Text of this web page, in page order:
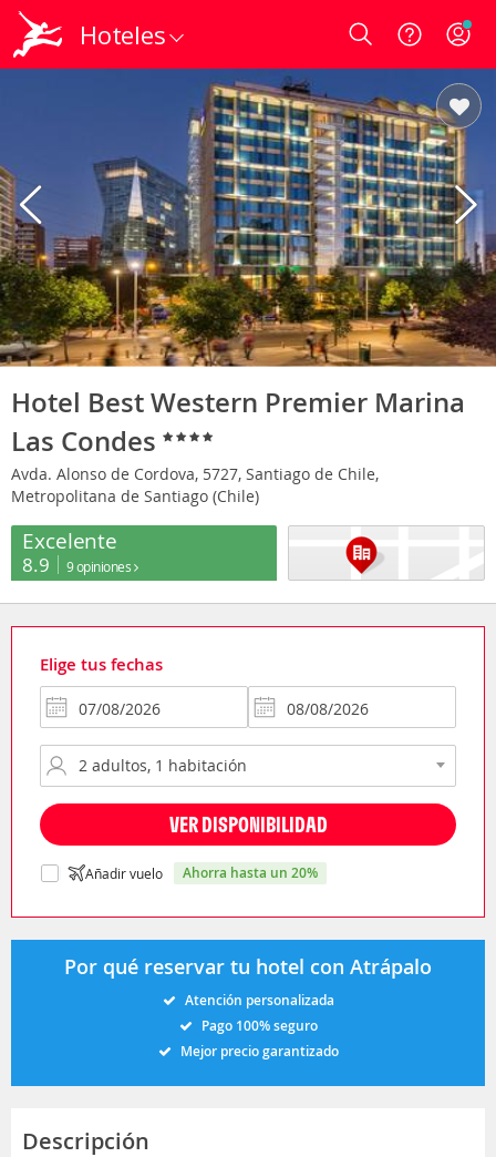
Hoteles Login
Hotel Best Western Premier Marina
Las Condes
Avda. Alonso de Cordova, 5727, Santiago de Chile,
Metropolitana de Santiago (Chile)
Excelente
8.9 9 opiniones
Elige tus fechas
VER DISPONIBILIDAD
Añadir vuelo ahorra hasta un 20%
Por qué reservar tu hotel con Atrápalo
Atención personalizada
Pago 100% seguro
Mejor precio garantizado
Descripción